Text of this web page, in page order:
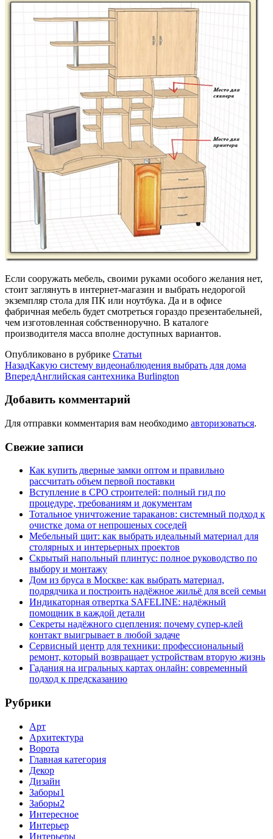
Если сооружать мебель, своими руками особого желания нет,
стоит заглянуть в интернет-магазин и выбрать недорогой
экземпляр стола для ПК или ноутбука. Да и в офисе
фабричная мебель будет смотреться гораздо презентабельней,
чем изготовленная собственноручно. В каталоге
производителя масса вполне доступных вариантов.
Опубликовано в рубрике Статьи
НазадКакую систему видеонаблюдения выбрать для дома
ВпередАнглийская сантехника Burlington
Добавить комментарий
Для отправки комментария вам необходимо авторизоваться.
Свежие записи
Как купить дверные замки оптом и правильно
рассчитать объем первой поставки
Вступление в СРО строителей: полный гид по
процедуре, требованиям и документам
Тотальное уничтожение тараканов: системный подход к
очистке дома от непрошеных соседей
Мебельный щит: как выбрать идеальный материал для
столярных и интерьерных проектов
Скрытый напольный плинтус: полное руководство по
выбору и монтажу
Дом из бруса в Москве: как выбрать материал,
подрядчика и построить надёжное жильё для всей семьи
Индикаторная отвертка SAFELINE: надёжный
помощник в каждой детали
Секреты надёжного сцепления: почему супер‑клей
контакт выигрывает в любой задаче
Сервисный центр для техники: профессиональный
ремонт, который возвращает устройствам вторую жизнь
Гадания на игральных картах онлайн: современный
подход к предсказанию
Рубрики
Арт
Архитектура
Ворота
Главная категория
Декор
Дизайн
Заборы1
Заборы2
Интересное
Интерьер
Интерьеры